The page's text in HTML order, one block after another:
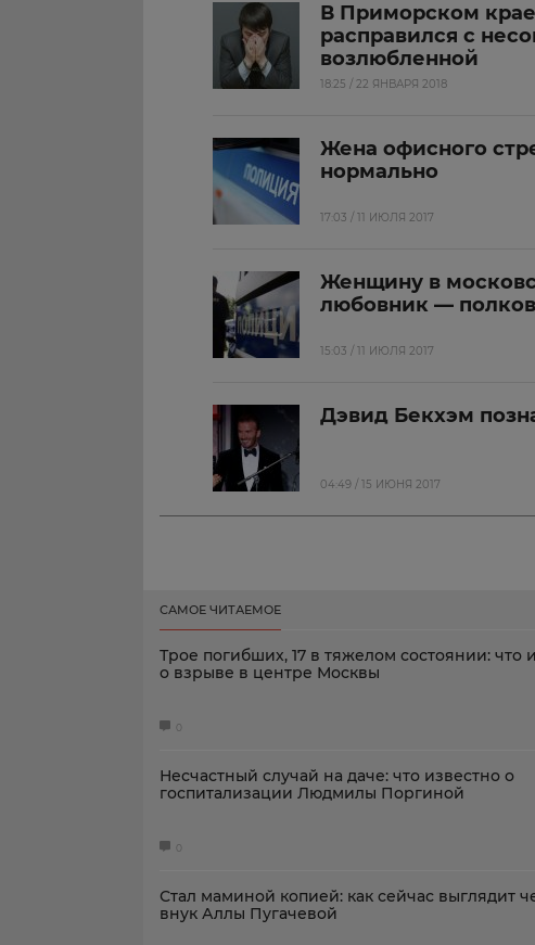
В Приморском
расправился с
возлюбленной
18:25 / 22 ЯНВАРЯ 2018
Жена офисного
нормально
17:03 / 11 ИЮЛЯ 2017
Женщину в
любовник —
15:03 / 11 ИЮЛЯ 2017
Дэвид Бекхэм
04:49 / 15 ИЮНЯ 2017
САМОЕ ЧИТАЕМОЕ
Трое погибших, 17 в тяжелом состоянии: что
о взрыве в центре Москвы
0
Несчастный случай на даче: что известно о
госпитализации Людмилы Поргиной
0
Стал маминой копией: как сейчас выглядит
внук Аллы Пугачевой